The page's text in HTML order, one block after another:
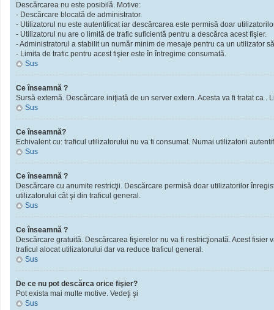
Descărcarea nu este posibilă. Motive:
- Descărcare blocată de administrator.
- Utilizatorul nu este autentificat iar descărcarea este permisă doar
- Utilizatorul nu are o limită de trafic suficientă pentru a descărca acest fişier.
- Administratorul a stabilit un număr minim de mesaje pentru ca un utilizator
- Limita de trafic pentru acest fişier este în întregime consumată.
Sus
Ce înseamnă ?
Sursă externă. Descărcare iniţiată de un server extern. Acesta va fi tratat ca
Sus
Ce înseamnă?
Echivalent cu: traficul utilizatorului nu va fi consumat. Numai utilizatorii
Sus
Ce înseamnă ?
Descărcare cu anumite restricţii. Descărcare permisă doar utilizatorilor
utilizatorului cât şi din traficul general.
Sus
Ce înseamnă ?
Descărcare gratuită. Descărcarea fişierelor nu va fi restricţionată. Acest
traficul alocat utilizatorului dar va reduce traficul general.
Sus
De ce nu pot descărca orice fişier?
Pot exista mai multe motive. Vedeţi şi
Sus